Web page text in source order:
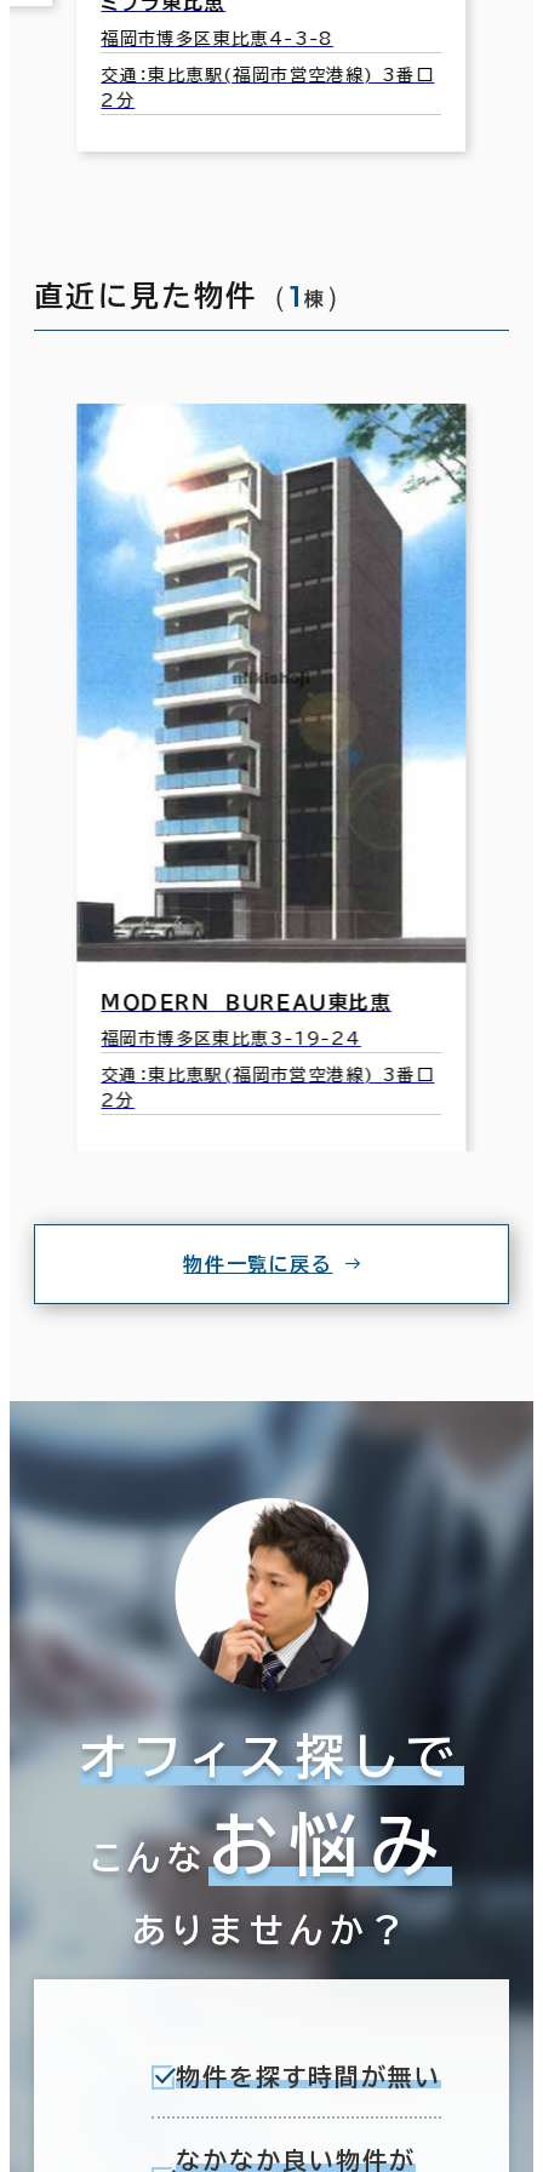
福岡市博多区東比恵4-3-8
交通：東比恵駅(福岡市営空港線) 3番口
2分
直近に見た物件 （1 棟 ）
ＭＯＤＥＲＮ ＢＵＲＥＡＵ東比恵
福岡市博多区東比恵3-19-24
交通：東比恵駅(福岡市営空港線) 3番口
2分
物件一覧に戻る
オフィス探しで
こんなお悩み
ありませんか？
物件を探す時間が無い
なかなか良い物件が